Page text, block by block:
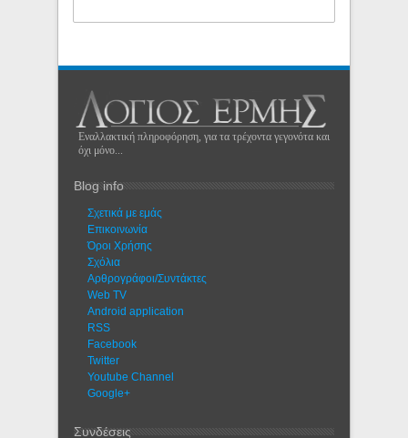
Εναλλακτική πληροφόρηση, για τα τρέχοντα γεγονότα και
όχι μόνο...
Blog info
Σχετικά με εμάς
Eπικοινωνία
Όροι Χρήσης
Σχόλια
Αρθρογράφοι/Συντάκτες
Web TV
Android application
RSS
Facebook
Twitter
Youtube Channel
Google+
Συνδέσεις